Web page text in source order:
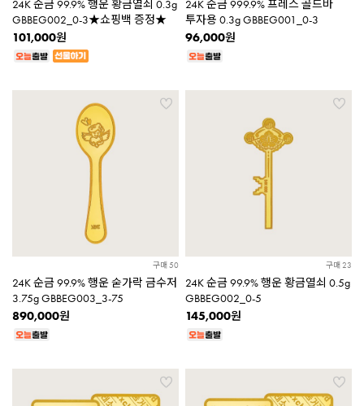
24K 순금 99.9% 행운 황금열쇠 0.3g
GBBEG002_0-3★쇼핑백 증정★
101,000원
24K 순금 999.9% 프레스 골드바
투자용 0.3g GBBEG001_0-3
96,000원
구매 50
24K 순금 99.9% 행운 숟가락 금수저
3.75g GBBEG003_3-75
890,000원
구매 23
24K 순금 99.9% 행운 황금열쇠 0.5g
GBBEG002_0-5
145,000원